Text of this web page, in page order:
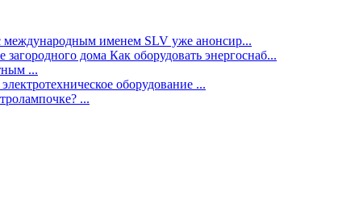
международным именем SLV уже анонсир...
загородного дома Как оборудовать энергоснаб...
...
оборудование ...
...